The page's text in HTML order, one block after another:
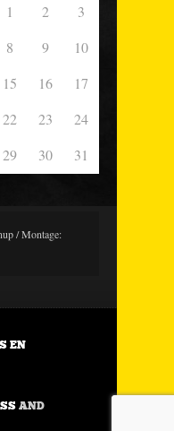
1 2
3
8 9
10
15 16
17
22 23
24
29 30 31
/ Montage:
EN
AND